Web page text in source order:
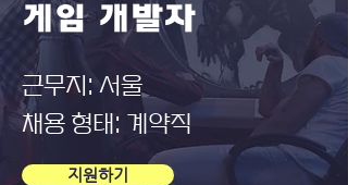
게임 개발자
근무지: 서울
채용 형태: 계약직
지원하기